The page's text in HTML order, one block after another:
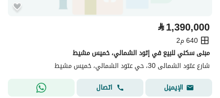
⃁1,390,000
640 م2
مبنى سكني للبيع في إتود الشمالي، خميس مشيط
شارع عتود الشمالى 30، حي عتود الشمالي، خميس مشيط
الإيميل
اتصال